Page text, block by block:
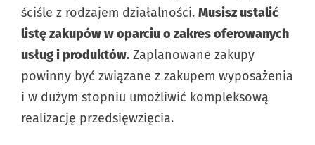
ściśle z rodzajem działalności. Musisz ustalić
listę zakupów w oparciu o zakres oferowanych
usług i produktów. Zaplanowane zakupy
powinny być związane z zakupem wyposażenia
i w dużym stopniu umożliwić kompleksową
realizację przedsięwzięcia.